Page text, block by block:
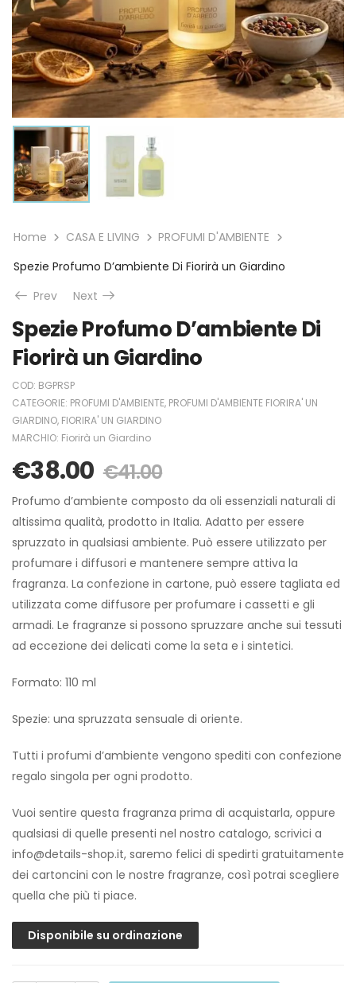
Home CASA E LIVING
PROFUMI D'AMBIENTE
Spezie Profumo D’ambiente Di Fiorirà un Giardino
Prev
Next
Spezie Profumo D’ambiente Di
Fiorirà un Giardino
COD: BGPRSP
CATEGORIE: PROFUMI D'AMBIENTE, PROFUMI D'AMBIENTE FIORIRA' UN
GIARDINO, FIORIRA' UN GIARDINO
MARCHIO: Fiorirà un Giardino
€38.00 €41.00
Profumo d’ambiente composto da oli essenziali naturali di
altissima qualità, prodotto in Italia. Adatto per essere
spruzzato in qualsiasi ambiente. Può essere utilizzato per
profumare i diffusori e mantenere sempre attiva la
fragranza. La confezione in cartone, può essere tagliata ed
utilizzata come diffusore per profumare i cassetti e gli
armadi. Le fragranze si possono spruzzare anche sui tessuti
ad eccezione dei delicati come la seta e i sintetici.
Formato: 110 ml
Spezie: una spruzzata sensuale di oriente.
Tutti i profumi d’ambiente vengono spediti con confezione
regalo singola per ogni prodotto.
Vuoi sentire questa fragranza prima di acquistarla, oppure
qualsiasi di quelle presenti nel nostro catalogo, scrivici a
info@details-shop.it, saremo felici di spedirti gratuitamente
dei cartoncini con le nostre fragranze, così potrai scegliere
quella che più ti piace.
Disponibile su ordinazione